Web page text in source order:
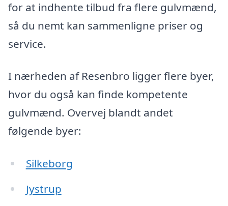
for at indhente tilbud fra flere gulvmænd,
så du nemt kan sammenligne priser og
service.
I nærheden af Resenbro ligger flere byer,
hvor du også kan finde kompetente
gulvmænd. Overvej blandt andet
følgende byer:
Silkeborg
Jystrup